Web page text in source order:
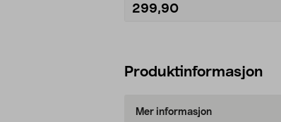
299,90
Produktinformasjon
Mer informasjon